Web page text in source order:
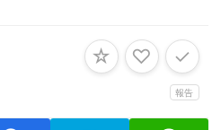
報告
☆ ♡ ✓